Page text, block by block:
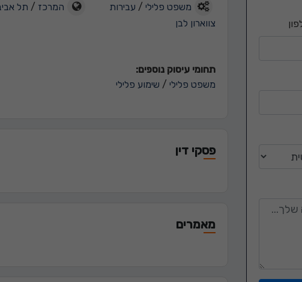
משפט פלילי / עבירות
צווארון לבן
המרכז / תל
תחומי עיסוק נוספים:
משפט פלילי / שימוע פלילי
פסקי דין
מאמרים